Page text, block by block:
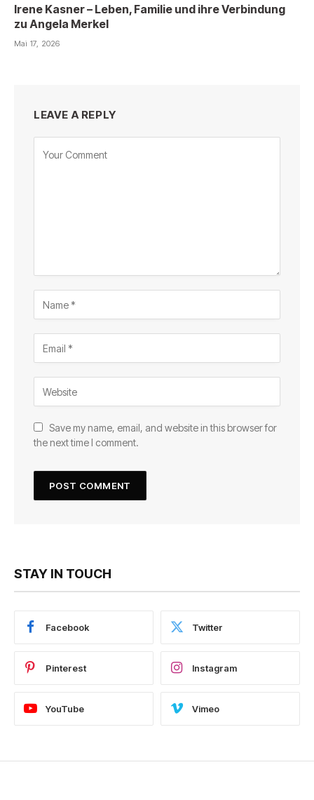
Irene Kasner – Leben, Familie und ihre Verbindung
zu Angela Merkel
Mai 17, 2026
LEAVE A REPLY
Save my name, email, and website in this browser for
the next time I comment.
STAY IN TOUCH
Facebook Twitter
Pinterest Instagram
YouTube Vimeo